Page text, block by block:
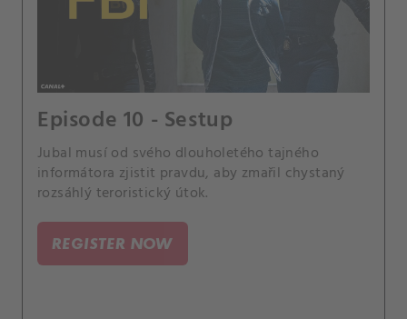
Episode 10 - Sestup
Jubal musí od svého dlouholetého tajného
informátora zjistit pravdu, aby zmařil chystaný
rozsáhlý teroristický útok.
REGISTER NOW